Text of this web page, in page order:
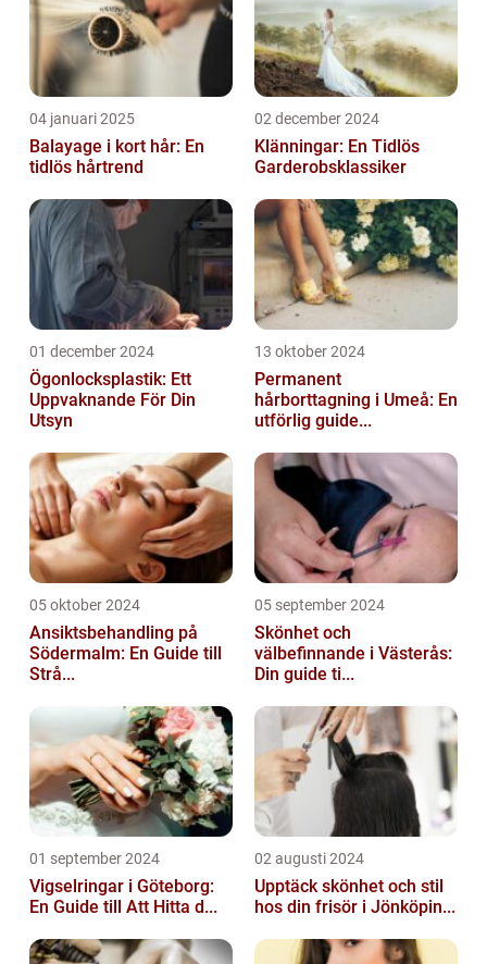
04 januari 2025
Balayage i kort hår: En
tidlös hårtrend
02 december 2024
Klänningar: En Tidlös
Garderobsklassiker
01 december 2024
Ögonlocksplastik: Ett
Uppvaknande För Din
Utsyn
13 oktober 2024
Permanent
hårborttagning i Umeå: En
utförlig guide...
05 oktober 2024
Ansiktsbehandling på
Södermalm: En Guide till
Strå...
05 september 2024
Skönhet och
välbefinnande i Västerås:
Din guide ti...
01 september 2024
Vigselringar i Göteborg:
En Guide till Att Hitta d...
02 augusti 2024
Upptäck skönhet och stil
hos din frisör i Jönköpin...